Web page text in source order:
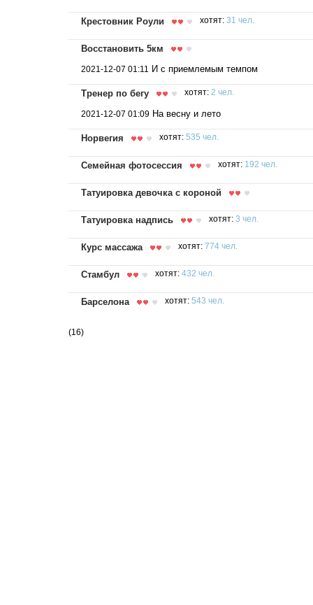
Крестовник Роули хотят: 31 чел.
Восстановить 5км
2021-12-07 01:11 И с приемлемым темпом
Тренер по бегу хотят: 2 чел.
2021-12-07 01:09 На весну и лето
Норвегия хотят: 535 чел.
Семейная фотосессия хотят: 192 чел.
Татуировка девочка с короной
Татуировка надпись хотят: 3 чел.
Курс массажа хотят: 774 чел.
Стамбул хотят: 432 чел.
Барселона хотят: 543 чел.
(16)